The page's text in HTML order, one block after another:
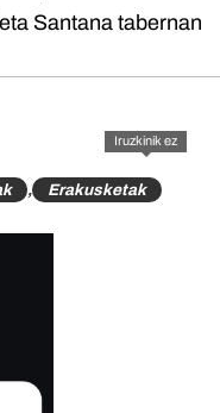
Santana tabernan
Iruzkinik ez
, Erakusketak